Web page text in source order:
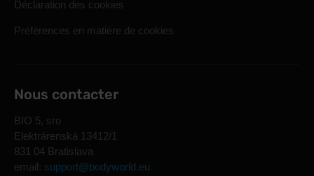
Déclaration des cookies
Préférences en matière de cookies
Nous contacter
BIO 5, sro
Elektrárenská 13412/1
831 04 Bratislava
email: support@bodyworld.eu